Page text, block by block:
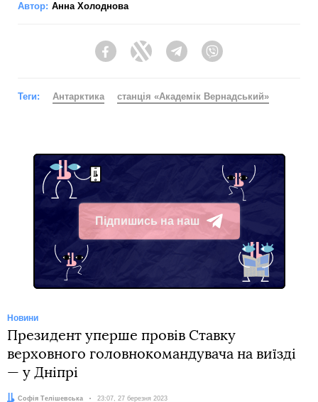
Автор: Анна Холоднова
FacebookTwitter Telegram
Теги: Антарктика станція «Академік Вернадський»
Підпишись на наш
Telegram
Новини
Президент уперше провів Ставку
верховного головнокомандувача на виїзді
— у Дніпрі
Автор:
Софія Телішевська Дата:
23:07, 27 березня 2023